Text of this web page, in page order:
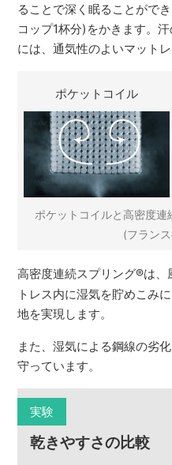
ることで深く眠ることがで
コップ1杯分)をかきます。
には、通気性のよいマット
ポケットコイル
ポケットコイルと高密度連
(フラン
高密度連続スプリング®は、
トレス内に湿気を貯めこみ
地を実現します。
また、湿気による鋼線の劣
守っています。
実験
乾きやすさの比較